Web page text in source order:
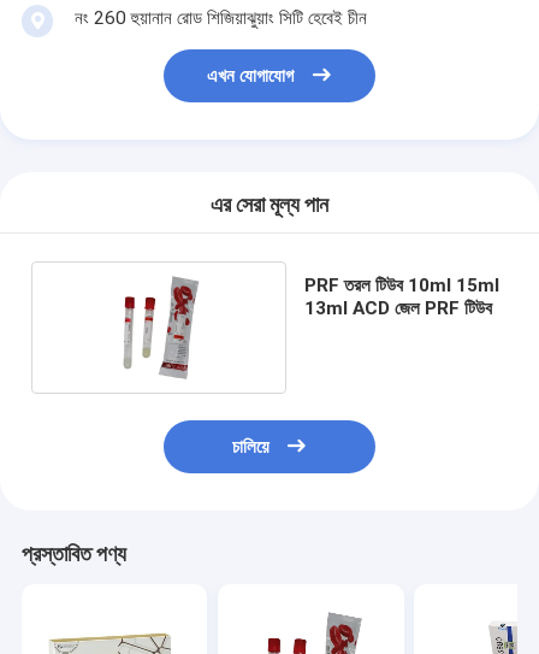
নং 260 হুয়ানান রোড শিজিয়াঝুয়াং সিটি হেবেই চীন
এখন যোগাযোগ
এর সেরা মূল্য পান
PRF তরল টিউব 10ml 15ml
13ml ACD জেল PRF টিউব
চালিয়ে
প্রস্তাবিত পণ্য